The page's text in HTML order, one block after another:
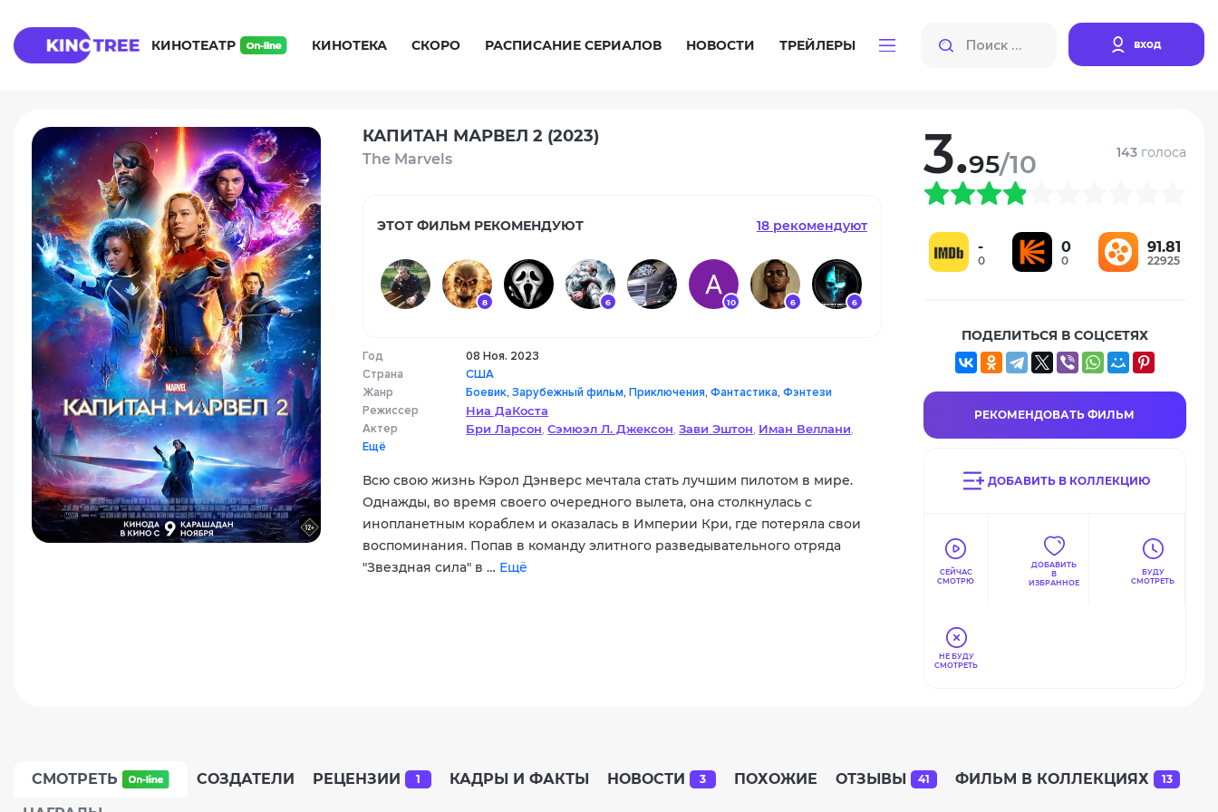
КИНОТЕАТР КИНОТЕКА СКОРО РАСПИСАНИЕ СЕРИАЛОВ НОВОСТИ ТРЕЙЛЕРЫ вход
КАПИТАН МАРВЕЛ 2 (2023)
The Marvels
ЭТОТ ФИЛЬМ РЕКОМЕНДУЮТ 18 рекомендуют
8 6 10 6 6
Год
Страна
Жанр
Режиссер
Актер
Ещё
08 Ноя. 2023
США
Боевик,Зарубежный фильм,Приключения,Фантастика,Фэнтези
Ниа ДаКоста
Бри Ларсон,Сэмюэл Л. Джексон,Зави Эштон, Иман Веллани,
Всю свою жизнь Кэрол Дэнверс мечтала стать лучшим пилотом в мире.
Однажды, во время своего очередного вылета, она столкнулась с
инопланетным кораблем и оказалась в Империи Кри, где потеряла свои
воспоминания. Попав в команду элитного разведывательного отряда
"Звездная сила" в … Ещё
3.95/10 143голоса
-
0
0
0
91.81
22925
ПОДЕЛИТЬСЯ В СОЦСЕТЯХ
РЕКОМЕНДОВАТЬ ФИЛЬМ
ДОБАВИТЬ В КОЛЛЕКЦИЮ
СЕЙЧАС
СМОТРЮ
ДОБАВИТЬ
В
ИЗБРАННОЕ
БУДУ
СМОТРЕТЬ
НЕ БУДУ
СМОТРЕТЬ
СМОТРЕТЬ СОЗДАТЕЛИ РЕЦЕНЗИИ 1 КАДРЫ И ФАКТЫ НОВОСТИ 3 ПОХОЖИЕ ОТЗЫВЫ 41 ФИЛЬМ В КОЛЛЕКЦИЯХ 13